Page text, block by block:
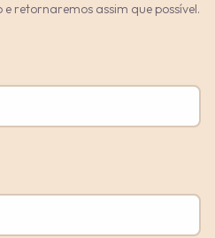
retornaremos assim que possível.